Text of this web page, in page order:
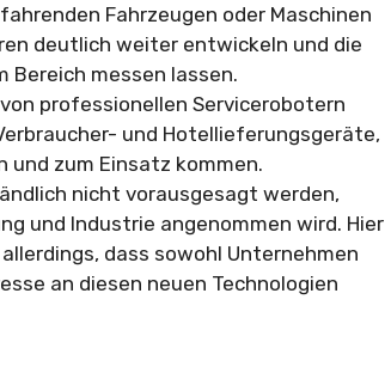
Fahrzeugen oder Maschinen
deutlich weiter entwickeln und die
Bereich messen lassen.
professionellen Servicerobotern
und Hotellieferungsgeräte,
zum Einsatz kommen.
nicht vorausgesagt werden,
und Industrie angenommen wird. Hier
dass sowohl Unternehmen
an diesen neuen Technologien